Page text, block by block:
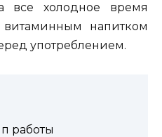
все холодное время
витаминным напитком
употреблением.
работы